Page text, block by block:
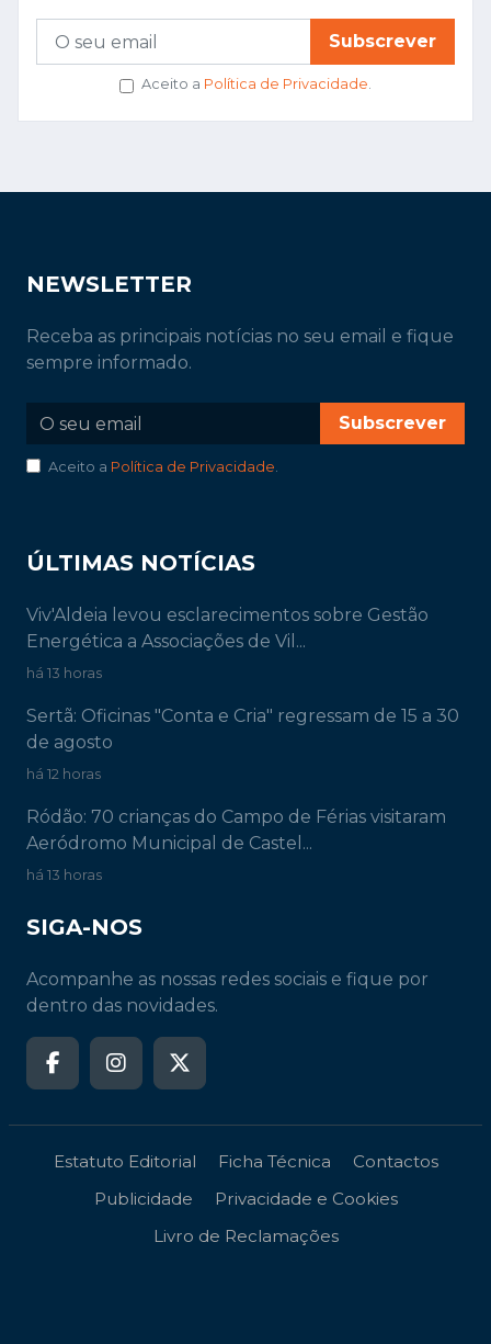
Subscrever
Aceito a Política de Privacidade.
NEWSLETTER
Receba as principais notícias no seu email e fique
sempre informado.
Subscrever
Aceito a Política de Privacidade.
ÚLTIMAS NOTÍCIAS
Viv'Aldeia levou esclarecimentos sobre Gestão
Energética a Associações de Vil...
há 13 horas
Sertã: Oficinas "Conta e Cria" regressam de 15 a 30
de agosto
há 12 horas
Ródão: 70 crianças do Campo de Férias visitaram
Aeródromo Municipal de Castel...
há 13 horas
SIGA-NOS
Acompanhe as nossas redes sociais e fique por
dentro das novidades.
Estatuto Editorial Ficha Técnica
Contactos
Publicidade
Privacidade e Cookies
Livro de Reclamações